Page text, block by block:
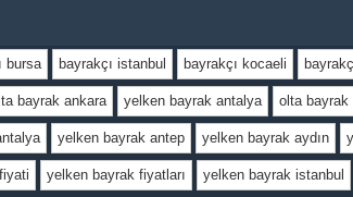
bursa bayrakçı istanbul bayrakçı kocaeli
bayrak ankara yelken bayrak antalya olta bayrak
yelken bayrak antep yelken bayrak aydın
yelken bayrak fiyatları yelken bayrak istanbul